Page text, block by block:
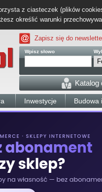
z ciasteczek (plików
określić warunki
Zapisz się do
Wpisz słowo
Katalog
Inwestycje Budowa